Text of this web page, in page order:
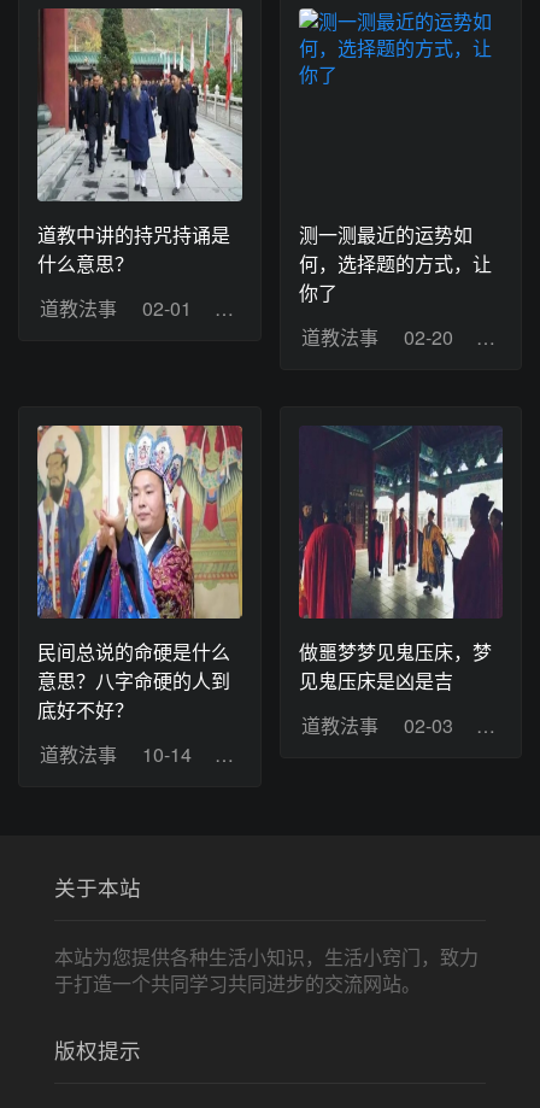
道教中讲的持咒持诵是
什么意思？
道教法事
02-01 浏览：9
测一测最近的运势如
何，选择题的方式，让
你了
道教法事
02-20 浏览
民间总说的命硬是什么
意思？八字命硬的人到
底好不好？
道教法事
10-14 浏览：5
做噩梦梦见鬼压床，梦
见鬼压床是凶是吉
道教法事
02-03 浏览
关于本站
本站为您提供各种生活小知识，生活小窍门，致力
于打造一个共同学习共同进步的交流网站。
版权提示